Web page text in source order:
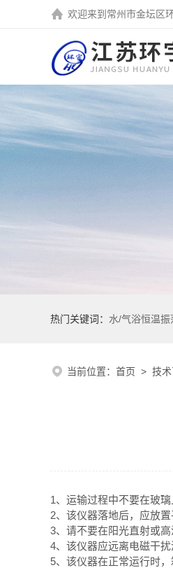
欢迎来到 常州市金坛区
热门关键词： 水/气浴恒温振
当前位置： 首页 > 技
1、运输过程中不要在玻
2、该仪器落地后，应放
3、请不要在阳光直射或
4、该仪器应远离电磁干
5、该仪器在正常运行时